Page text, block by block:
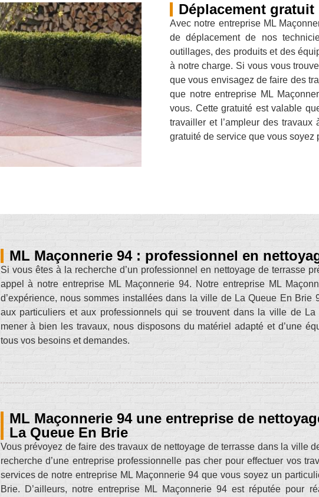
Déplacement gratuit
Avec notre entreprise ML
de déplacement de nos
outillages, des produits et des
à notre charge. Si vous vous
que vous envisagez de faire des
que notre entreprise ML
vous. Cette gratuité est valable
travailler et l’ampleur des travaux
gratuité de service que vous soyez
ML Maçonnerie 94 : professionnel en
Si vous êtes à la recherche d’un professionnel en nettoyage de terrasse
appel à notre entreprise ML Maçonnerie 94. Notre entreprise ML
d’expérience, nous sommes installées dans la ville de La Queue En Brie
aux particuliers et aux professionnels qui se trouvent dans la ville de
mener à bien les travaux, nous disposons du matériel adapté et d’une
tous vos besoins et demandes.
ML Maçonnerie 94 une entreprise de
La Queue En Brie
Vous prévoyez de faire des travaux de nettoyage de terrasse dans la ville
recherche d’une entreprise professionnelle pas cher pour effectuer vos
services de notre entreprise ML Maçonnerie 94 que vous soyez un
Brie. D’ailleurs, notre entreprise ML Maçonnerie 94 est réputée pour